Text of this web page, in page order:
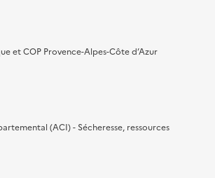
et COP Provence-Alpes-Côte d’Azur
(ACI) - Sécheresse, ressources